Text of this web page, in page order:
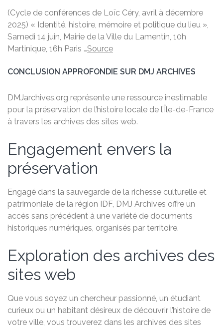
(Cycle de conférences de Loïc Céry, avril à décembre
2025) « Identité, histoire, mémoire et politique du lieu »,
Samedi 14 juin, Mairie de la Ville du Lamentin, 10h
Martinique, 16h Paris …Source
CONCLUSION APPROFONDIE SUR DMJ ARCHIVES
DMJarchives.org représente une ressource inestimable
pour la préservation de l’histoire locale de l’Île-de-France
à travers les archives des sites web.
Engagement envers la
préservation
Engagé dans la sauvegarde de la richesse culturelle et
patrimoniale de la région IDF, DMJ Archives offre un
accès sans précédent à une variété de documents
historiques numériques, organisés par territoire.
Exploration des archives des
sites web
Que vous soyez un chercheur passionné, un étudiant
curieux ou un habitant désireux de découvrir l’histoire de
votre ville, vous trouverez dans les archives des sites